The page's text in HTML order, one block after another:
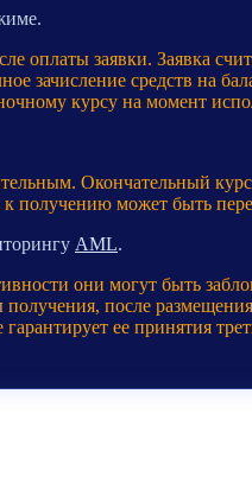
оплаты заявки. Заявка
зачисление средств на
курсу на момент
Окончательный
получению может быть
AML.
они могут быть
после
ее принятия